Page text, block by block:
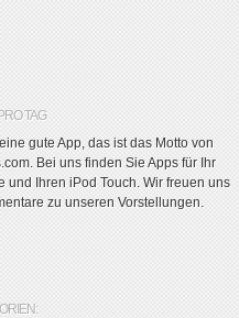
TAG
gute App, das ist das Motto von
Bei uns finden Sie Apps für Ihr
und Ihren iPod Touch. Wir freuen uns
zu unseren Vorstellungen.